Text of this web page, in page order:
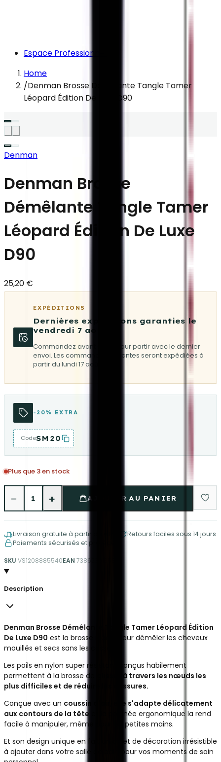
Espace Professionnel
Home
/Denman Brosse Démêlante Tangle Tamer
Léopard Édition De Luxe D90
Denman
Denman Brosse
Démêlante Tangle Tamer
Léopard Édition De Luxe
D90
25,20 €
EXPÉDITIONS
Dernières expéditions garanties le
vendredi 7 août
Commandez avant 08:30 pour partir avec le dernier
envoi. Les commandes suivantes seront expédiées à
partir du lundi 17 août.
-20% EXTRA
CodeSM20
Plus que 3 en stock
− 1 + AJOUTER AU PANIER
Livraison gratuite à partir de €150
Retours faciles sous 14 jours
Paiements sécurisés et protégés
SKU VS1208885540EAN 738623013588
Description
Denman Brosse Démêlante Tangle Tamer Léopard Édition
De Luxe D90 est la brosse idéale pour démêler les cheveux
mouillés et secs sans les casser.
Les poils en nylon super résistant conçus habilement
permettent à la brosse de
glisser à travers les nœuds les
plus difficiles et de réduire les cassures.
Conçue avec un coussin d'air, elle s'adapte délicatement
aux contours de la tête
et la poignée ergonomique la rend
facile à manipuler, même pour les petites mains.
Et son design unique en fait un objet de décoration irrésistible
à ajouter dans votre salle de bain pour vos moments de soin